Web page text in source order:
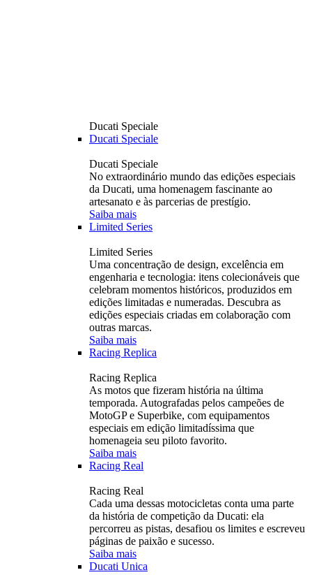
Ducati Speciale
Ducati Speciale
Ducati Speciale
No extraordinário mundo das edições especiais
da Ducati, uma homenagem fascinante ao
artesanato e às parcerias de prestígio.
Saiba mais
Limited Series
Limited Series
Uma concentração de design, excelência em
engenharia e tecnologia: itens colecionáveis ​​que
celebram momentos históricos, produzidos em
edições limitadas e numeradas. Descubra as
edições especiais criadas em colaboração com
outras marcas.
Saiba mais
Racing Replica
Racing Replica
As motos que fizeram história na última
temporada. Autografadas pelos campeões de
MotoGP e Superbike, com equipamentos
especiais em edição limitadíssima que
homenageia seu piloto favorito.
Saiba mais
Racing Real
Racing Real
Cada uma dessas motocicletas conta uma parte
da história de competição da Ducati: ela
percorreu as pistas, desafiou os limites e escreveu
páginas de paixão e sucesso.
Saiba mais
Ducati Unica